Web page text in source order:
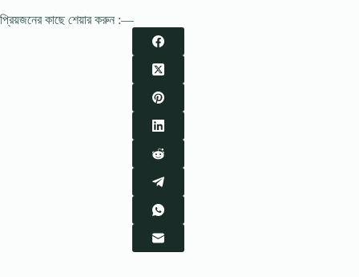
প্রিয়জনের কাছে শেয়ার করুন :—